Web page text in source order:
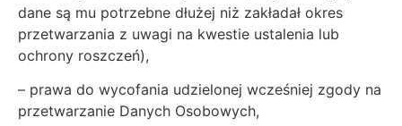
dane są mu potrzebne dłużej niż zakładał okres
przetwarzania z uwagi na kwestie ustalenia lub
ochrony roszczeń),
– prawa do wycofania udzielonej wcześniej zgody na
przetwarzanie Danych Osobowych,